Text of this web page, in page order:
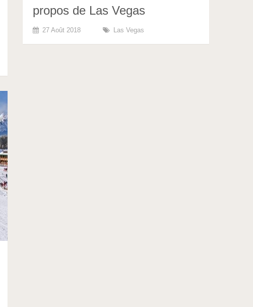
propos de Las Vegas
27 Août 2018 Las Vegas